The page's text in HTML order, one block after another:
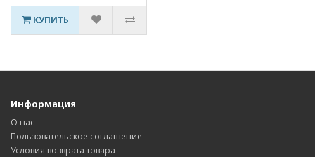
КУПИТЬ
Информация
О нас
Пользовательское соглашение
Условия возврата товара